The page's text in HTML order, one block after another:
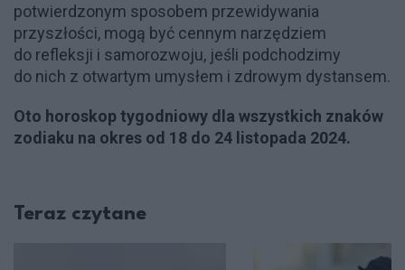
potwierdzonym sposobem przewidywania
przyszłości, mogą być cennym narzędziem
do refleksji i samorozwoju, jeśli podchodzimy
do nich z otwartym umysłem i zdrowym dystansem.
Oto horoskop tygodniowy dla wszystkich znaków
zodiaku na okres od 18 do 24 listopada 2024.
Teraz czytane